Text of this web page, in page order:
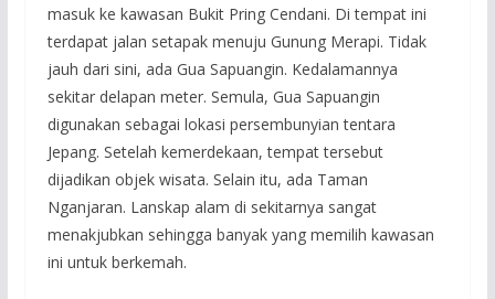
masuk ke kawasan Bukit Pring Cendani. Di tempat ini
terdapat jalan setapak menuju Gunung Merapi. Tidak
jauh dari sini, ada Gua Sapuangin. Kedalamannya
sekitar delapan meter. Semula, Gua Sapuangin
digunakan sebagai lokasi persembunyian tentara
Jepang. Setelah kemerdekaan, tempat tersebut
dijadikan objek wisata. Selain itu, ada Taman
Nganjaran. Lanskap alam di sekitarnya sangat
menakjubkan sehingga banyak yang memilih kawasan
ini untuk berkemah.